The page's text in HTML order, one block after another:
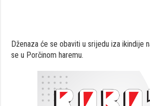
Dženaza će se obaviti u srijedu iza ikindije
se u Porčinom haremu.